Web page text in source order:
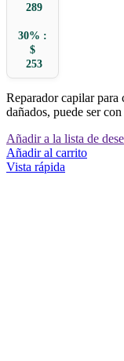
289
30% :
$
253
Reparador capilar para
dañados, puede ser
Añadir a la lista de
Añadir al carrito
Vista rápida